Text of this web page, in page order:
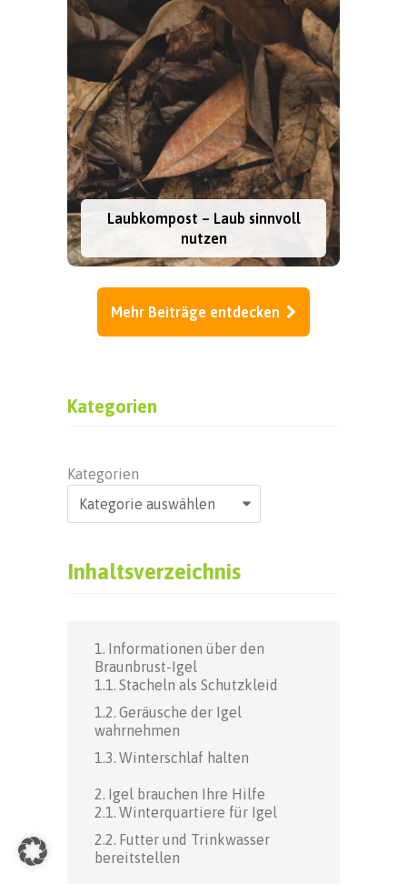
Laubkompost – Laub sinnvoll
nutzen
Mehr Beiträge entdecken
Kategorien
Kategorien
Inhaltsverzeichnis
Informationen über den
Braunbrust-Igel
Stacheln als Schutzkleid
Geräusche der Igel
wahrnehmen
Winterschlaf halten
Igel brauchen Ihre Hilfe
Winterquartiere für Igel
Futter und Trinkwasser
bereitstellen